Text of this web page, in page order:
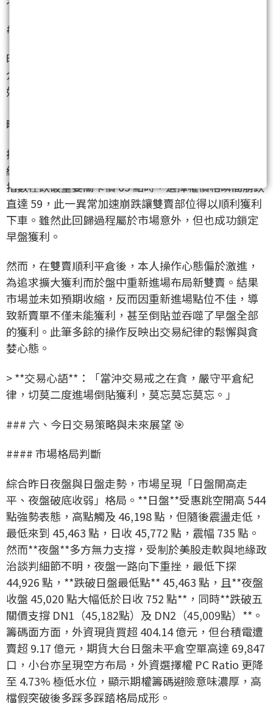
### 五、操作紀錄與檢討 🧮
昨日日盤跳空開高 544 點，盤中震盪劇烈，波動特徵
介於 N 盤與鬼盤之間。在連續幾波大漲過後，盤勢開
始出現萎縮跡象。基於此波動型態，本人昨日採取
略。
操作上，盤中進場布局 `46900C` 與 `44000P` 雙賣
組合，進場和值設定在 80。昨日盤勢特別之處在於，
指數在跌破重要關卡價 65 點時，選擇權價格瞬間崩跌
直達 59，此一異常加速崩跌讓雙賣部位得以順利獲利
下車。雖然此回歸過程屬於市場意外，但也成功鎖定
早盤獲利。
然而，在雙賣順利平倉後，本人操作心態偏於激進，
為追求擴大獲利而於盤中重新進場布局新雙賣。結果
市場並未如預期收縮，反而因重新進場點位不佳，導
致新賣單不僅未能獲利，甚至倒貼並吞噬了早盤全部
的獲利。此筆多餘的操作反映出交易紀律的鬆懈與貪
婪心態。
> **交易心語**：「當沖交易戒之在貪，嚴守平倉紀
律，切莫二度進場倒貼獲利，莫忘莫忘莫忘。」
### 六、今日交易策略與未來展望 🎯
#### 市場格局判斷
綜合昨日夜盤與日盤走勢，市場呈現「日盤開高走
平、夜盤破底收弱」格局。**日盤**受惠跳空開高 544
點強勢表態，高點觸及 46,198 點，但隨後震盪走低，
最低來到 45,463 點，日收 45,772 點，震幅 735 點。
然而**夜盤**多方無力支撐，受制於美股走軟與地緣政
治談判細節不明，夜盤一路向下重挫，最低下探
44,926 點，**跌破日盤最低點** 45,463 點，且**夜盤
收盤 45,020 點大幅低於日收 752 點**，同時**跌破五
關價支撐 DN1（45,182點）及 DN2（45,009點）**。
籌碼面方面，外資現貨買超 404.14 億元，但台積電遭
賣超 9.17 億元，期貨大台日盤未平倉空單高達 69,847
口，小台亦呈現空方布局，外資選擇權 PC Ratio 更降
至 4.73% 極低水位，顯示期權籌碼避險意味濃厚，高
檔假突破後多踩多踩踏格局成形。